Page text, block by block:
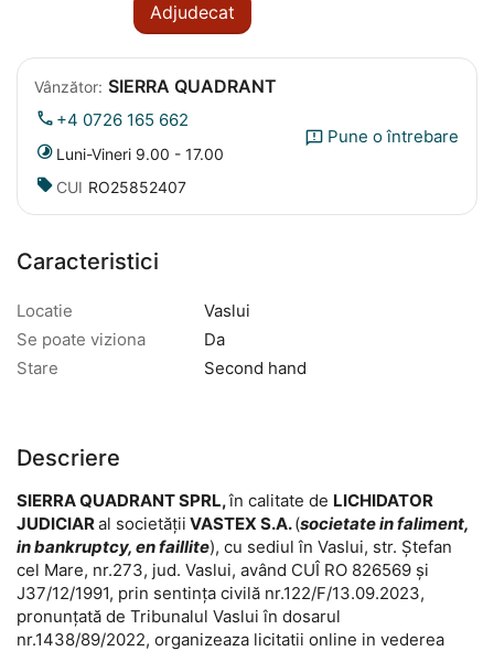
Adjudecat
Vânzător: SIERRA QUADRANT
+4 0726 165 662
Luni-Vineri 9.00 - 17.00
CUI RO25852407
Pune o întrebare
Caracteristici
Locatie
Vaslui
Se poate viziona
Da
Stare
Second hand
Descriere
SIERRA QUADRANT SPRL,în calitate de LICHIDATOR
JUDICIARal societății VASTEX S.A.(societate in faliment,
in bankruptcy, en faillite), cu sediul în Vaslui, str. Ștefan
cel Mare, nr.273, jud. Vaslui, având CUÎ RO 826569 și
J37/12/1991, prin sentința civilă nr.122/F/13.09.2023,
pronunțată de Tribunalul Vaslui în dosarul
nr.1438/89/2022, organizeaza licitatii online in vederea